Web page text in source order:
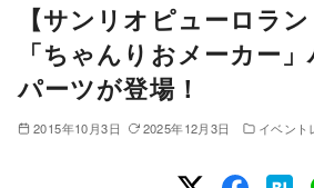
【サンリオピューロラ
「ちゃんりおメーカー
パーツが登場！
2015年10月3日 2025年12月3日 イベント